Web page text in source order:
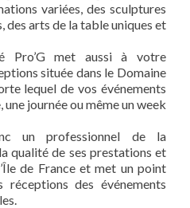
variées, des sculptures
des arts de la table uniques et
Pro’G met aussi à votre
située dans le Domaine
lequel de vos événements
journée ou même un week
un professionnel de la
qualité de ses prestations et
de France et met un point
des événements